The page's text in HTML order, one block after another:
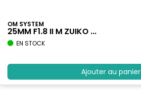
OM SYSTEM
25MM F1.8 II M ZUIKO ...
EN STOCK
Ajouter au panier